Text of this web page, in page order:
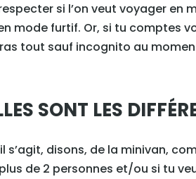
si l’on veut voyager en
mode furtif. Or, si tu comptes
tout sauf incognito au
SONT LES
disons, de la minivan,
de 2 personnes et/ou si tu